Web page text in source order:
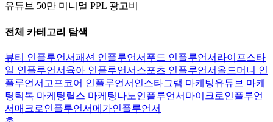
유튜브 50만 미니멀 PPL 광고비
전체 카테고리 탐색
뷰티 인플루언서패션 인플루언서 푸드 인플루언서 라이프스타
일 인플루언서 육아 인플루언서 스포츠 인플루언서 올드머니 인
플루언서 고프코어 인플루언서 인스타그램 마케팅유튜브 마케
팅틱톡 마케팅 릴스 마케팅나노인플루언서 마이크로인플루언
서 매크로인플루언서 메가인플루언서